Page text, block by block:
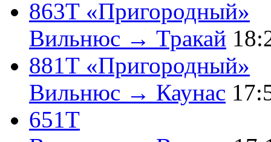
863Т «Пригородный»
Вильнюс → Тракай
881Т «Пригородный»
Вильнюс → Каунас
651Т